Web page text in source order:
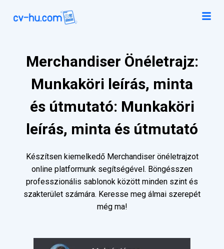
Merchandiser Önéletrajz:
Munkaköri leírás, minta
és útmutató: Munkaköri
leírás, minta és útmutató
Készítsen kiemelkedő Merchandiser önéletrajzot
online platformunk segítségével. Böngésszen
professzionális sablonok között minden szint és
szakterület számára. Keresse meg álmai szerepét
még ma!